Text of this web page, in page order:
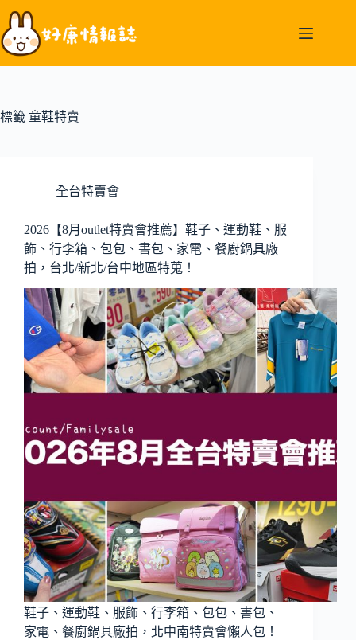
跳
至
主
要
標籤 童鞋特賣
全台特賣會
2026【8月outlet特賣會推薦】鞋子、運動鞋、服
飾、行李箱、包包、書包、家電、餐廚鍋具廠
拍，台北/新北/台中地區特蒐！
鞋子、運動鞋、服飾、行李箱、包包、書包、
家電、餐廚鍋具廠拍，北中南特賣會懶人包！